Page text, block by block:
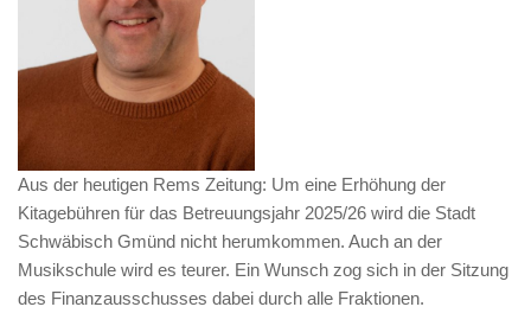
Aus der heutigen Rems Zeitung: Um eine Erhöhung der
Kitagebühren für das Betreuungsjahr 2025/26 wird die Stadt
Schwäbisch Gmünd nicht herumkommen. Auch an der
Musikschule wird es teurer. Ein Wunsch zog sich in der Sitzung
des Finanzausschusses dabei durch alle Fraktionen.